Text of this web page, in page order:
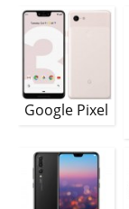
Google Pixel